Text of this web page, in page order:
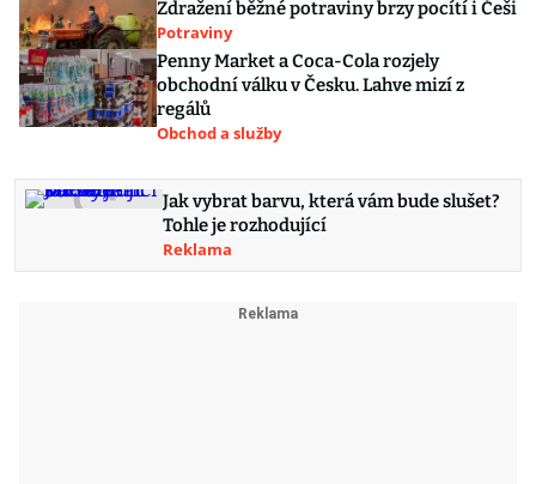
Zdražení běžné potraviny brzy pocítí i Češi
Potraviny
Penny Market a Coca-Cola rozjely
obchodní válku v Česku. Lahve mizí z
regálů
Obchod a služby
Jak vybrat barvu, která vám bude slušet?
Tohle je rozhodující
Reklama